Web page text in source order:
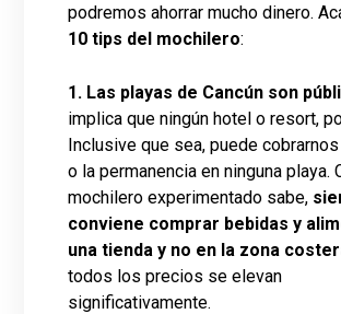
podremos ahorrar mucho dinero.
10 tips del mochilero:
1. Las playas de Cancún son
implica que ningún hotel o resort,
Inclusive que sea, puede
o la permanencia en ninguna playa.
mochilero experimentado sabe,
conviene comprar bebidas y
una tienda y no en la zona
todos los precios se elevan
significativamente.